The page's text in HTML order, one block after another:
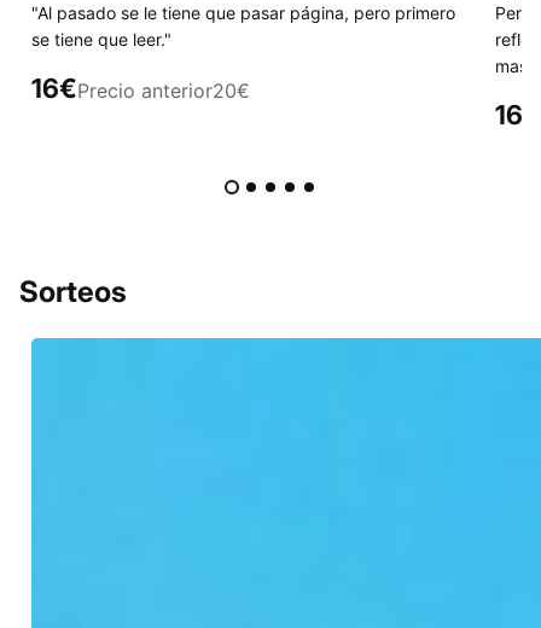
"Al pasado se le tiene que pasar página, pero primero
se tiene que leer."
16€Precio anterior20€
16€
Sorteos